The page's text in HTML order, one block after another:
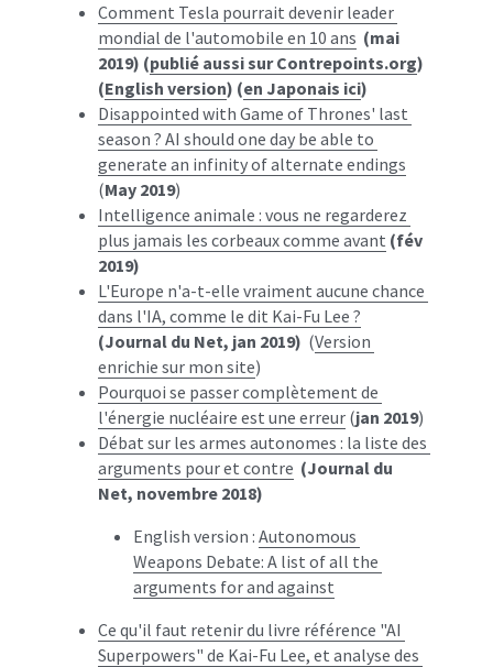
Comment Tesla pourrait devenir leader
mondial de l'automobile en 10 ans (mai
2019) (publié aussi sur Contrepoints.org)
(English version) (en Japonais ici)
Disappointed with Game of Thrones'​ last
season ? AI should one day be able to
generate an infinity of alternate endings
(May 2019)
Intelligence animale : vous ne regarderez
plus jamais les corbeaux comme avant (fév
2019)
L'Europe n'a-t-elle vraiment aucune chance
dans l'IA, comme le dit Kai-Fu Lee ?
(Journal du Net, jan 2019)
  (
Version
enrichie sur mon site)
Pourquoi se passer complètement de
l'énergie nucléaire est une erreur (jan 2019)
Débat sur les armes autonomes : la liste des
arguments pour et contre (Journal du
Net, novembre 2018)
English version : Autonomous
Weapons Debate: A list of all the
arguments for and against
Ce qu'il faut retenir du livre référence "AI
Superpowers" de Kai-Fu Lee, et analyse des